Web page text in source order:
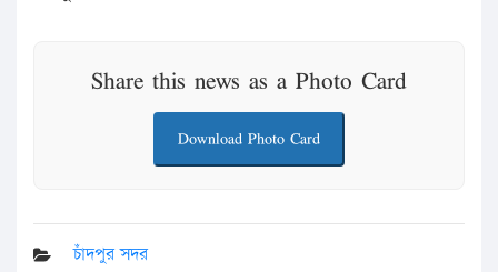
Share this news as a Photo Card
Download Photo Card
চাঁদপুর সদর